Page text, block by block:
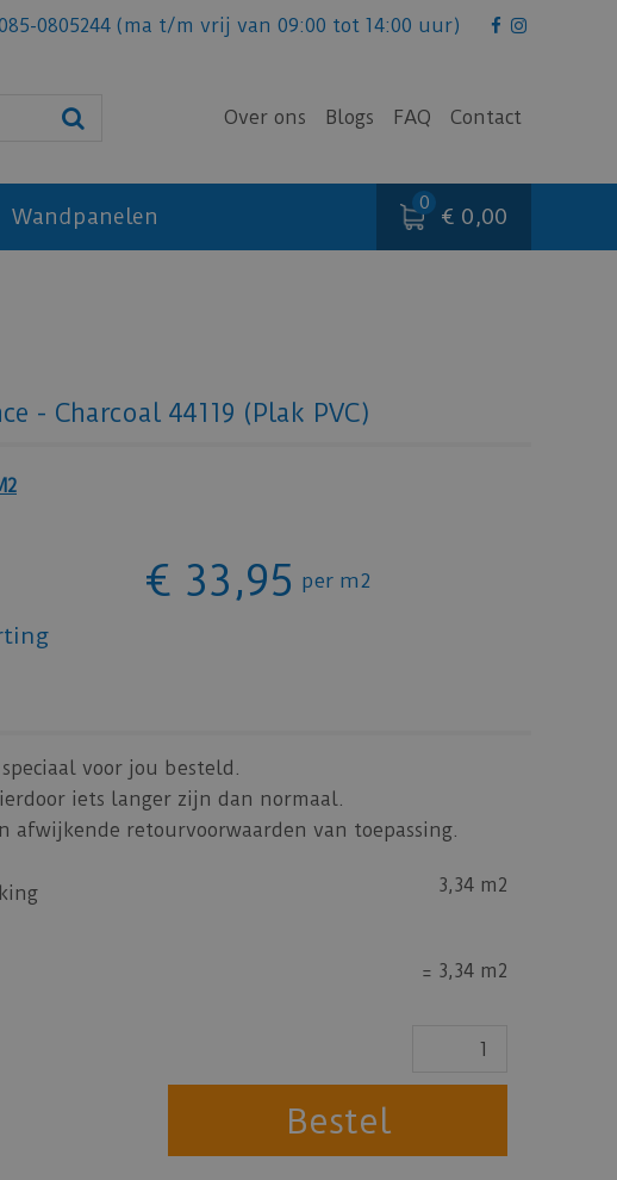
0805244 (ma t/m vrij van 09:00 tot 14:00 uur)
Over ons Blogs FAQ Contact
Wandpanelen € 0,00
- Charcoal 44119 (Plak PVC)
€ 33,95 per m2
voor jou besteld.
iets langer zijn dan normaal.
afwijkende retourvoorwaarden van toepassing.
3,34 m2
= 3,34 m2